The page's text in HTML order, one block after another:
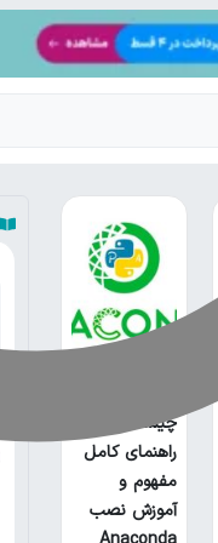
چیست؟
راهنمای کامل
مفهوم و
آموزش نصب